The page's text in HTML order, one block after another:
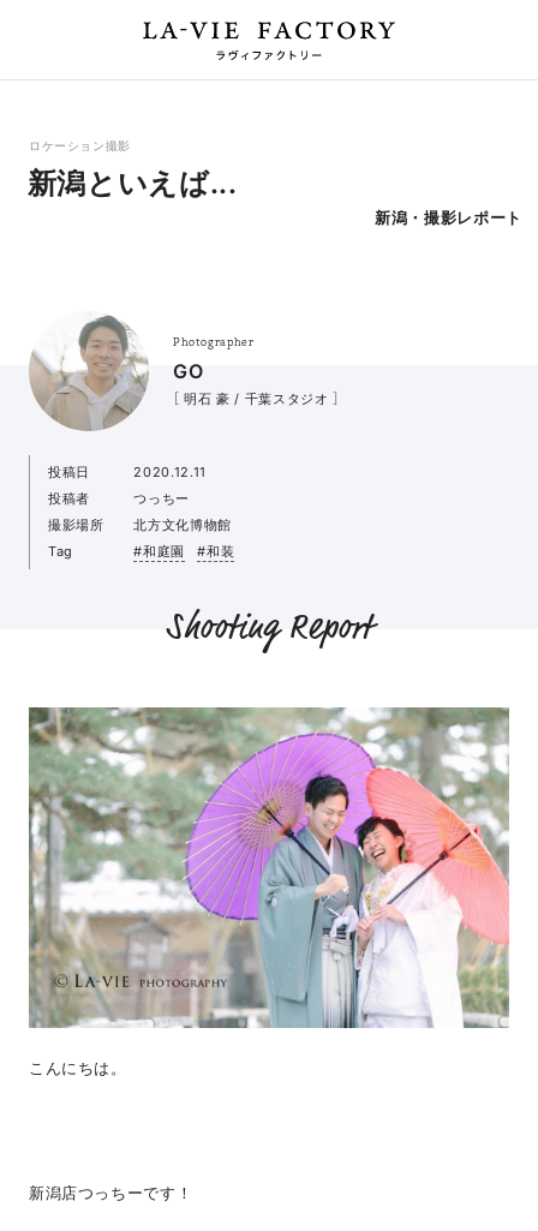
ロケーション撮影
新潟といえば...
新潟・撮影レポート
Photographer
GO
［ 明石 豪 / 千葉スタジオ ］
投稿日
2020.12.11
投稿者
つっちー
撮影場所
北方文化博物館
Tag
#和庭園 #和装
Shooting Report
こんにちは。
新潟店つっちーです！